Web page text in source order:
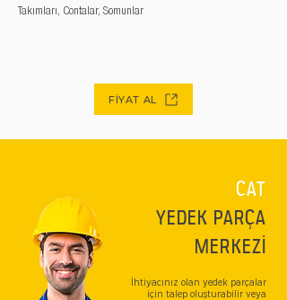
Takımları, Contalar, Somunlar
FİYAT AL
CAT
YEDEK PARÇA
MERKEZİ
İhtiyacınız olan yedek parçalar
için talep oluşturabilir veya